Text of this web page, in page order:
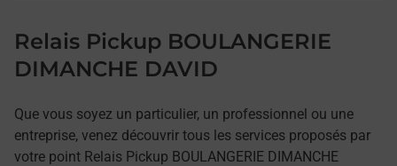
Relais Pickup BOULANGERIE
DIMANCHE DAVID
Que vous soyez un particulier, un professionnel ou une
entreprise, venez découvrir tous les services proposés par
votre point Relais Pickup BOULANGERIE DIMANCHE